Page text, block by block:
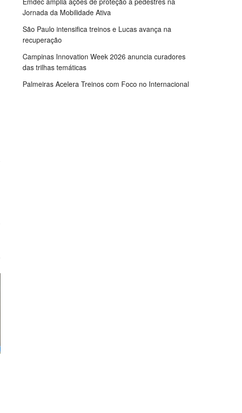
Jornada da Mobilidade Ativa
São Paulo intensifica treinos e Lucas avança na
recuperação
Campinas Innovation Week 2026 anuncia curadores
das trilhas temáticas
Palmeiras Acelera Treinos com Foco no Internacional